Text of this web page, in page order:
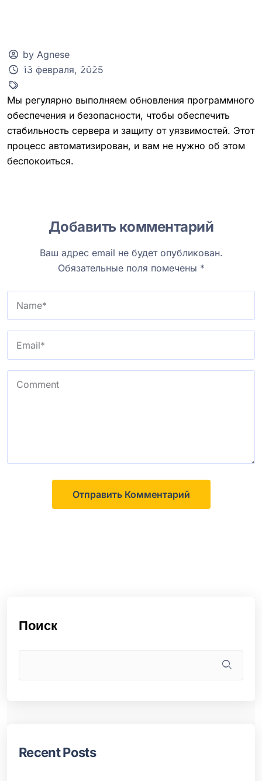
by Agnese
13 февраля, 2025
Мы регулярно выполняем обновления программного
обеспечения и безопасности, чтобы обеспечить
стабильность сервера и защиту от уязвимостей. Этот
процесс автоматизирован, и вам не нужно об этом
беспокоиться.
Добавить комментарий
Ваш адрес email не будет опубликован.
Обязательные поля помечены *
Поиск
Recent Posts